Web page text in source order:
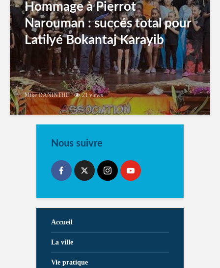
Hommage à Pierrot
Narouman : succés total pour
Latilyé Bokantaj Karayib
Mike DANINTHE 21 views
Nous suivre
Accueil
La ville
Vie pratique